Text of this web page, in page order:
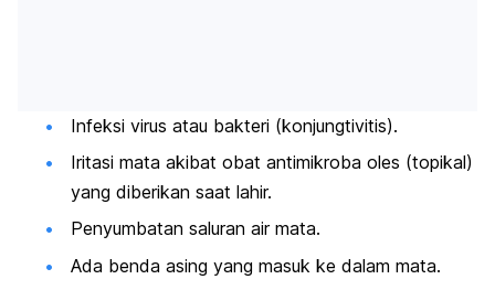
Infeksi virus atau bakteri (konjungtivitis).
Iritasi mata akibat obat antimikroba oles (topikal)
yang diberikan saat lahir.
Penyumbatan saluran air mata.
Ada benda asing yang masuk ke dalam mata.